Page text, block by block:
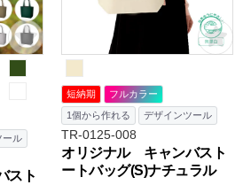
違いなし。
ール
スト
短納期
フルカラー
1個から作れる
デザインツール
TR-0125-008
オリジナル キャンバスト
ートバッグ(S)ナチュラル